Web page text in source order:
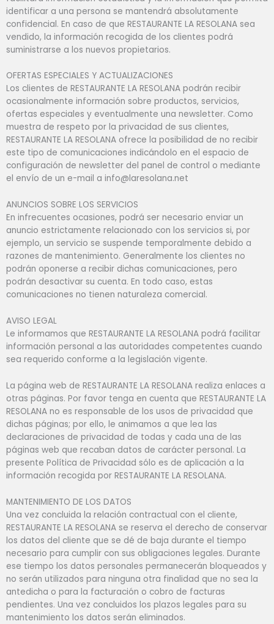
identificar a una persona se mantendrá absolutamente
confidencial. En caso de que RESTAURANTE LA RESOLANA sea
vendido, la información recogida de los clientes podrá
suministrarse a los nuevos propietarios.
OFERTAS ESPECIALES Y ACTUALIZACIONES
Los clientes de RESTAURANTE LA RESOLANA podrán recibir
ocasionalmente información sobre productos, servicios,
ofertas especiales y eventualmente una newsletter. Como
muestra de respeto por la privacidad de sus clientes,
RESTAURANTE LA RESOLANA ofrece la posibilidad de no recibir
este tipo de comunicaciones indicándolo en el espacio de
configuración de newsletter del panel de control o mediante
el envío de un e-mail a info@laresolana.net
ANUNCIOS SOBRE LOS SERVICIOS
En infrecuentes ocasiones, podrá ser necesario enviar un
anuncio estrictamente relacionado con los servicios si, por
ejemplo, un servicio se suspende temporalmente debido a
razones de mantenimiento. Generalmente los clientes no
podrán oponerse a recibir dichas comunicaciones, pero
podrán desactivar su cuenta. En todo caso, estas
comunicaciones no tienen naturaleza comercial.
AVISO LEGAL
Le informamos que RESTAURANTE LA RESOLANA podrá facilitar
información personal a las autoridades competentes cuando
sea requerido conforme a la legislación vigente.
La página web de RESTAURANTE LA RESOLANA realiza enlaces a
otras páginas. Por favor tenga en cuenta que RESTAURANTE LA
RESOLANA no es responsable de los usos de privacidad que
dichas páginas; por ello, le animamos a que lea las
declaraciones de privacidad de todas y cada una de las
páginas web que recaban datos de carácter personal. La
presente Política de Privacidad sólo es de aplicación a la
información recogida por RESTAURANTE LA RESOLANA.
MANTENIMIENTO DE LOS DATOS
Una vez concluida la relación contractual con el cliente,
RESTAURANTE LA RESOLANA se reserva el derecho de conservar
los datos del cliente que se dé de baja durante el tiempo
necesario para cumplir con sus obligaciones legales. Durante
ese tiempo los datos personales permanecerán bloqueados y
no serán utilizados para ninguna otra finalidad que no sea la
antedicha o para la facturación o cobro de facturas
pendientes. Una vez concluidos los plazos legales para su
mantenimiento los datos serán eliminados.